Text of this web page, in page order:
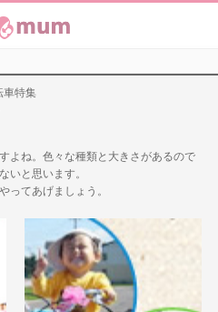
車特集
よね。色々な種類と大きさがあるので
いと思います。
ってあげましょう。